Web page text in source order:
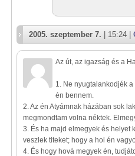
2005. szeptember 7. | 15:24 |
Az út, az igazság és a
1. Ne nyugtalankodjék
én bennem.
2. Az én Atyámnak házában sok
megmondtam volna néktek.
3. És ha majd elmegyek és helyet
veszlek titeket; hogy a hol én
4. És hogy hová megyek én,